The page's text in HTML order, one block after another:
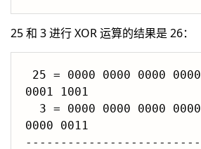
25 和 3 进行 XOR 运算的结果是 26：
0001 1001
0000 0011